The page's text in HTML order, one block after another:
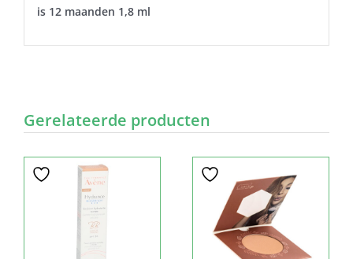
is 12 maanden 1,8 ml
Gerelateerde producten